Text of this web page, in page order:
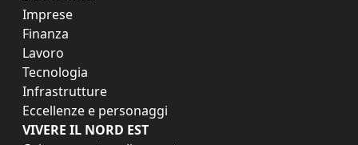
Imprese
Finanza
Lavoro
Tecnologia
Infrastrutture
Eccellenze e personaggi
VIVERE IL NORD EST